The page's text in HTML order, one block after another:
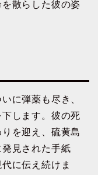
散らした彼の姿
に弾薬も尽き、
します。彼の死
を迎え、硫黄島
見された手紙
に伝え続けま